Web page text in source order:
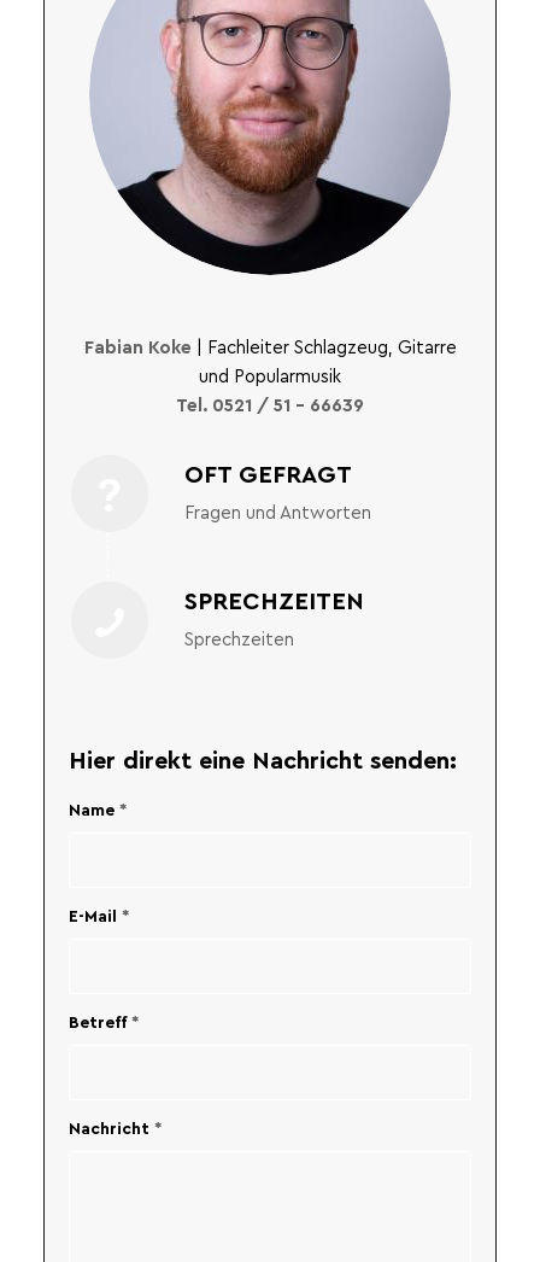
Fabian Koke | Fachleiter Schlagzeug, Gitarre
und Popularmusik
Tel. 0521 / 51 – 66639
OFT GEFRAGT
Fragen und Antworten
SPRECHZEITEN
Sprechzeiten
Hier direkt eine Nachricht senden:
Name *
E-Mail *
Betreff*
Nachricht *